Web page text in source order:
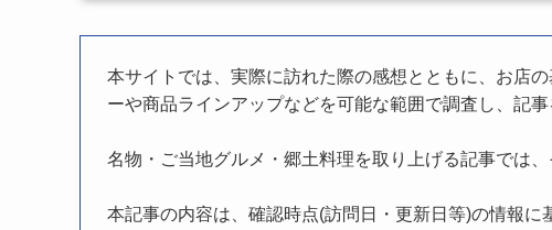
本サイトでは、実際に訪れた際の感想とともに、お店
ーや商品ラインアップなどを可能な範囲で調査し、記事
名物・ご当地グルメ・郷土料理を取り上げる記事では
本記事の内容は、確認時点(訪問日・更新日等)の情報